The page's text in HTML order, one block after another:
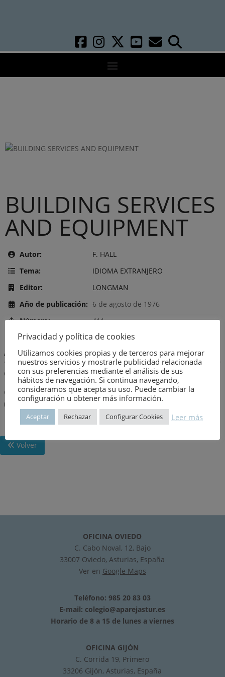
BUILDING SERVICES
AND EQUIPMENT
Autor:
F. HALL
Tema:
IDIOMA EXTRANJERO
Editor:
LONGMAN
Año de publicación: 6 de agosto de 1976
Número:
411
Descripción:
Observaciones
CONSTA DE 2 VOLUMENES: Volumen 1 (1976) Volumen 2
(1977)ESTAN ESCRITOS EN INGLES.
Volver
OFICINA OVIEDO
C. Cabo Noval, 12, Bajo
33007 Oviedo, Asturias, España
Ver en Google Maps
Teléfono: 985 20 83 03
E-mail: colegio@aparejastur.es
Horario de 8 a 15 de lunes a viernes
OFICINA GIJÓN
C. Corrida 19, Primero
33206 Gijón, Asturias, España
Privacidad y política de cookies
Utilizamos cookies propias y de terceros para mejorar
nuestros servicios y mostrarle publicidad relacionada
con sus preferencias mediante el análisis de sus
hábitos de navegación. Si continua navegando,
consideramos que acepta su uso. Puede cambiar la
configuración u obtener más información.
Aceptar Rechazar Configurar Cookies Leer más